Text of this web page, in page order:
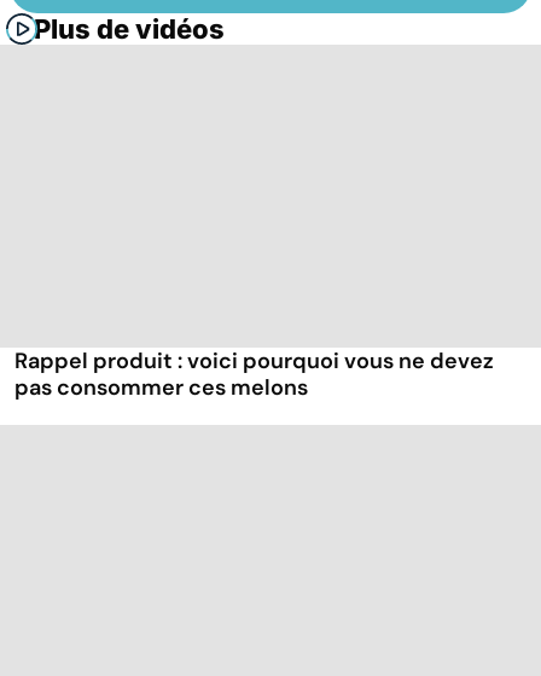
Plus de vidéos
Rappel produit : voici pourquoi vous ne devez
pas consommer ces melons